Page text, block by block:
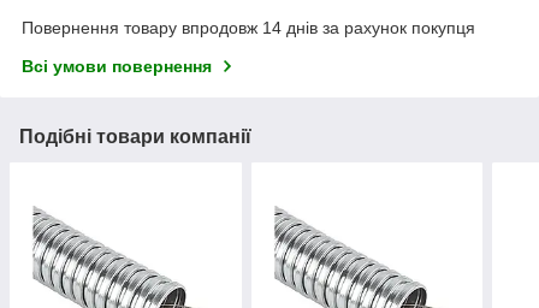
Повернення товару впродовж 14 днів за рахунок покупця
Всі умови повернення
Подібні товари компанії